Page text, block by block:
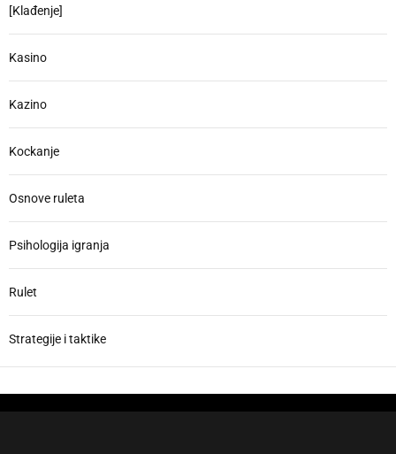
t
i
o
n
h
f
o
:
[Klađenje]
Kasino
Kazino
Kockanje
Osnove ruleta
Psihologija igranja
Rulet
Strategije i taktike